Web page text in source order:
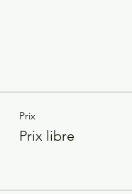
Prix
Prix libre